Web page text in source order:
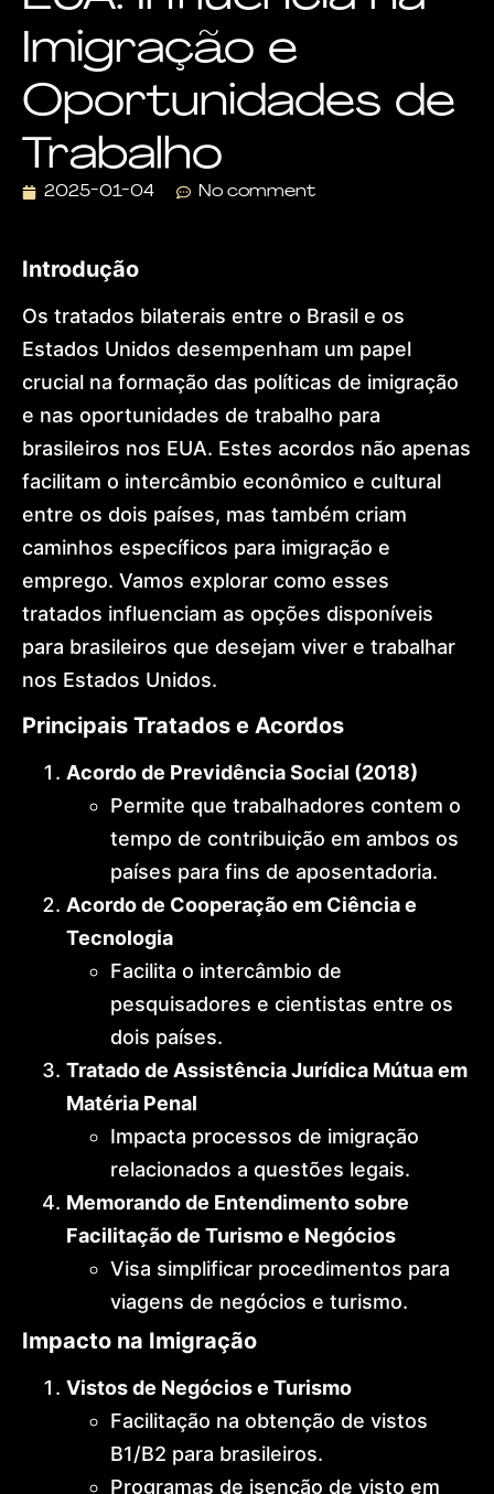
Visa
Gonçalves
Offices
Dubai &
Golden Visa
Dr. Lohan
Offices
News
Contact
Imigração e
Oportunidades de
Trabalho
2025-01-04 No comment
Introdução
Os tratados bilaterais entre o Brasil e os
Estados Unidos desempenham um papel
crucial na formação das políticas de imigração
e nas oportunidades de trabalho para
brasileiros nos EUA. Estes acordos não apenas
facilitam o intercâmbio econômico e cultural
entre os dois países, mas também criam
caminhos específicos para imigração e
emprego. Vamos explorar como esses
tratados influenciam as opções disponíveis
para brasileiros que desejam viver e trabalhar
nos Estados Unidos.
Principais Tratados e Acordos
Acordo de Previdência Social (2018)
Permite que trabalhadores contem o
tempo de contribuição em ambos os
países para fins de aposentadoria.
Acordo de Cooperação em Ciência e
Tecnologia
Facilita o intercâmbio de
pesquisadores e cientistas entre os
dois países.
Tratado de Assistência Jurídica Mútua em
Matéria Penal
Impacta processos de imigração
relacionados a questões legais.
Memorando de Entendimento sobre
Facilitação de Turismo e Negócios
Visa simplificar procedimentos para
viagens de negócios e turismo.
Impacto na Imigração
Vistos de Negócios e Turismo
Facilitação na obtenção de vistos
B1/B2 para brasileiros.
Programas de isenção de visto em